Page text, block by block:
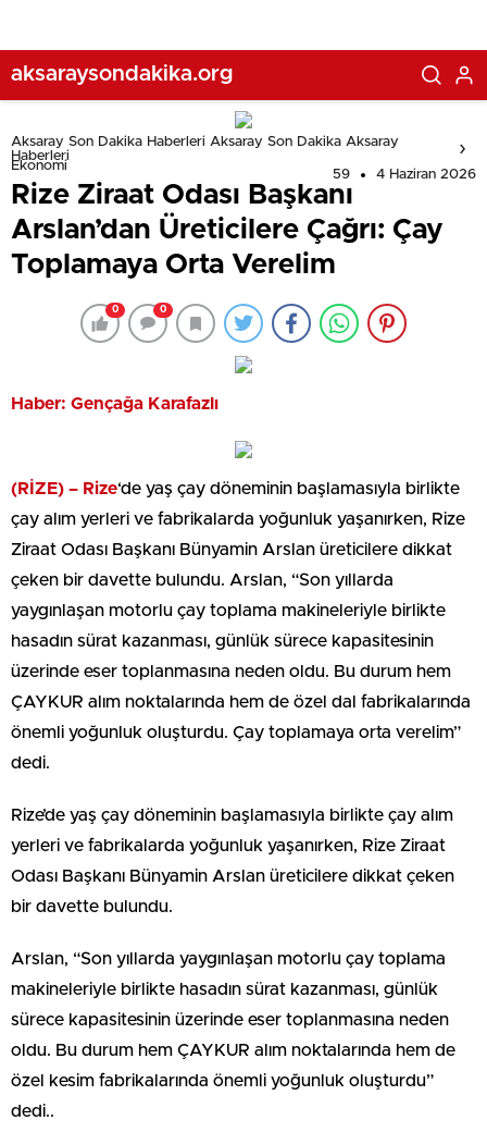
aksaraysondakika.org
Aksaray Son Dakika Haberleri Aksaray Son Dakika Aksaray
Haberleri
Ekonomi
59 4 Haziran 2026
Rize Ziraat Odası Başkanı
Arslan’dan Üreticilere Çağrı: Çay
Toplamaya Orta Verelim
0 0
Haber: Gençağa Karafazlı
(RİZE) – Rize‘de yaş çay döneminin başlamasıyla birlikte
çay alım yerleri ve fabrikalarda yoğunluk yaşanırken, Rize
Ziraat Odası Başkanı Bünyamin Arslan üreticilere dikkat
çeken bir davette bulundu. Arslan, “Son yıllarda
yaygınlaşan motorlu çay toplama makineleriyle birlikte
hasadın sürat kazanması, günlük sürece kapasitesinin
üzerinde eser toplanmasına neden oldu. Bu durum hem
ÇAYKUR alım noktalarında hem de özel dal fabrikalarında
önemli yoğunluk oluşturdu. Çay toplamaya orta verelim”
dedi.
Rize’de yaş çay döneminin başlamasıyla birlikte çay alım
yerleri ve fabrikalarda yoğunluk yaşanırken, Rize Ziraat
Odası Başkanı Bünyamin Arslan üreticilere dikkat çeken
bir davette bulundu.
Arslan, “Son yıllarda yaygınlaşan motorlu çay toplama
makineleriyle birlikte hasadın sürat kazanması, günlük
sürece kapasitesinin üzerinde eser toplanmasına neden
oldu. Bu durum hem ÇAYKUR alım noktalarında hem de
özel kesim fabrikalarında önemli yoğunluk oluşturdu”
dedi..